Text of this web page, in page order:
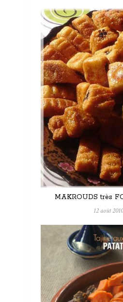
MAKROUDS très
12 août 2010